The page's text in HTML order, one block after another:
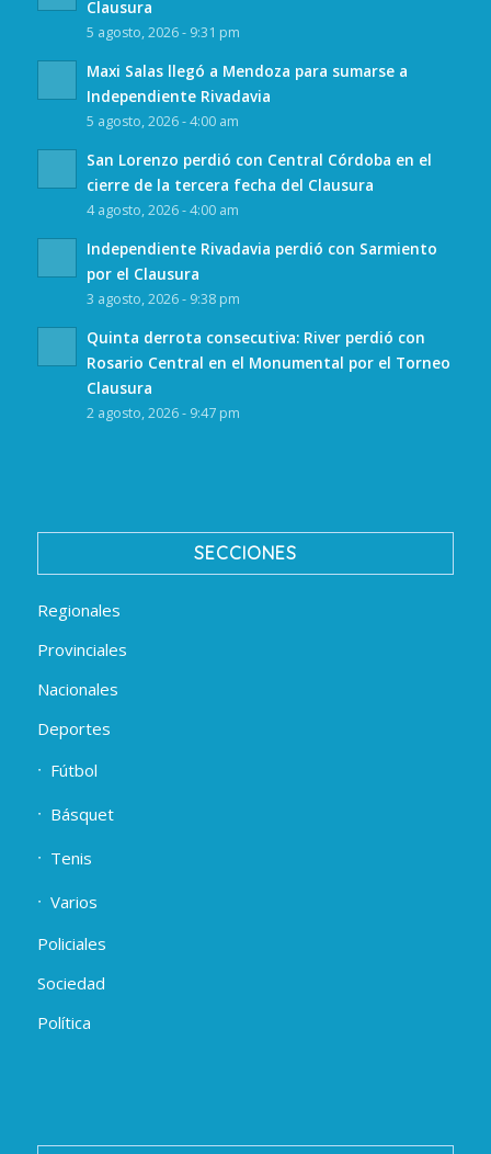
Clausura
5 agosto, 2026 - 9:31 pm
Maxi Salas llegó a Mendoza para sumarse a
Independiente Rivadavia
5 agosto, 2026 - 4:00 am
San Lorenzo perdió con Central Córdoba en el
cierre de la tercera fecha del Clausura
4 agosto, 2026 - 4:00 am
Independiente Rivadavia perdió con Sarmiento
por el Clausura
3 agosto, 2026 - 9:38 pm
Quinta derrota consecutiva: River perdió con
Rosario Central en el Monumental por el Torneo
Clausura
2 agosto, 2026 - 9:47 pm
SECCIONES
Regionales
Provinciales
Nacionales
Deportes
Fútbol
Básquet
Tenis
Varios
Policiales
Sociedad
Política